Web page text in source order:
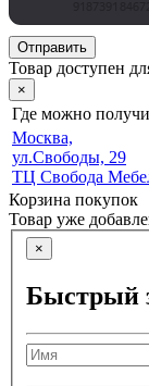
Отправить
Товар доступен
×
Где можно
Москва,
ул.Свободы, 29
ТЦ Свобода
Корзина покупок
Товар уже
×
Быстрый